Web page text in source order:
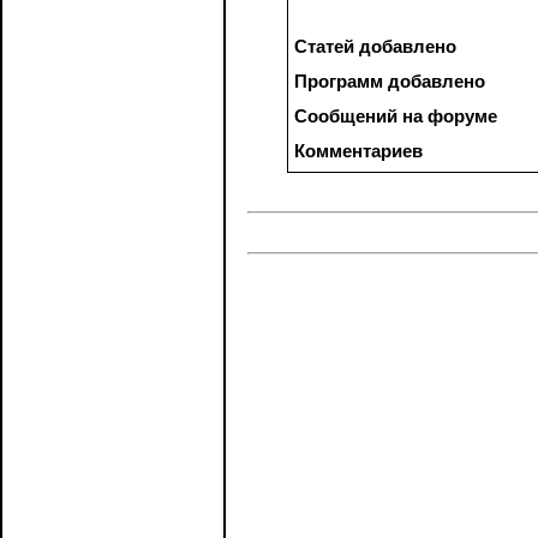
Статей добавлено
Программ добавлено
Сообщений на форуме
Комментариев